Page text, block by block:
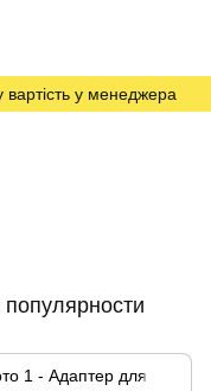
вартість у менеджера